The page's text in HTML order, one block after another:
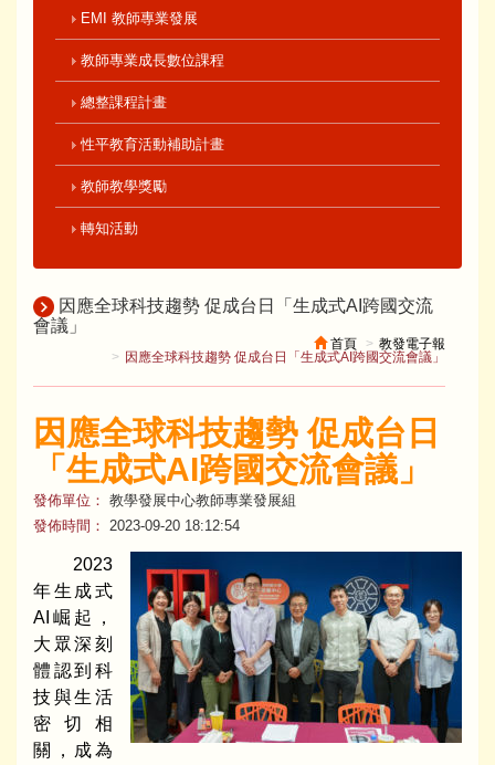
EMI 教師專業發展
教師專業成長數位課程
總整課程計畫
性平教育活動補助計畫
教師教學獎勵
轉知活動
因應全球科技趨勢 促成台日「生成式AI跨國交流
會議」
首頁
教發電子報
因應全球科技趨勢 促成台日「生成式AI跨國交流會議」
因應全球科技趨勢 促成台日
「生成式AI跨國交流會議」
發佈單位： 教學發展中心教師專業發展組
發佈時間：
2023-09-20 18:12:54
2023
年生成式
AI崛起，
大眾深刻
體認到科
技與生活
密切相
關，成為